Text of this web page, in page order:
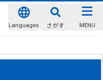
Languages さがす MENU